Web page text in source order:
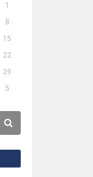
1
8
15
22
29
5